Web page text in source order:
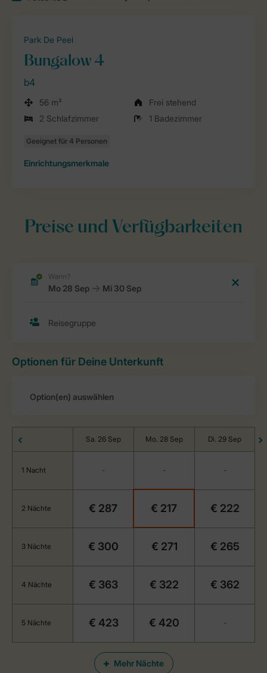
Park De Peel
Bungalow 4
b4
56 m²
Frei stehend
2 Schlafzimmer
1 Badezimmer
Einrichtungsmerkmale
Preise und Verfügbarkeiten
Optionen für Deine Unterkunft
Mehr Nächte
Sa. 26 Sep Mo. 28 Sep Di. 29 Sep
1 Nacht - - -
2 Nächte € 287 € 217 € 222
3 Nächte € 300 € 271 € 265
4 Nächte € 363 € 322 € 362
5 Nächte € 423 € 420 -